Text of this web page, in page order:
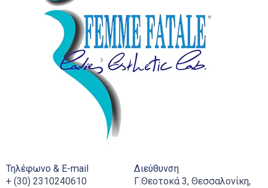
Τηλέφωνο & E-mail
+ (30) 2310240610
Διεύθυνση
Γ.Θεοτοκά 3, Θεσσαλονίκη,